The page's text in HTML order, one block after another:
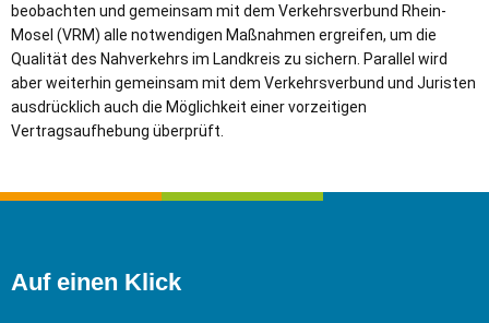
beobachten und gemeinsam mit dem Verkehrsverbund Rhein-
Mosel (VRM) alle notwendigen Maßnahmen ergreifen, um die
Qualität des Nahverkehrs im Landkreis zu sichern. Parallel wird
aber weiterhin gemeinsam mit dem Verkehrsverbund und Juristen
ausdrücklich auch die Möglichkeit einer vorzeitigen
Vertragsaufhebung überprüft.
Auf einen Klick